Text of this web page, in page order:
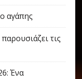
αγάπης
τις
Ένα